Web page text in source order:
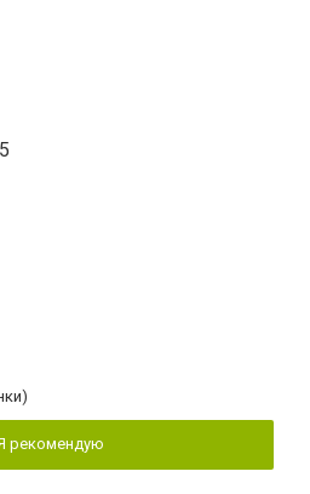
рекомендую